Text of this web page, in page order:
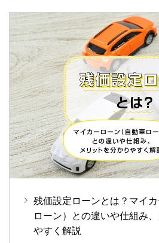
残価設定ローンとは？マイ
ローン）との違いや仕組み
やすく解説